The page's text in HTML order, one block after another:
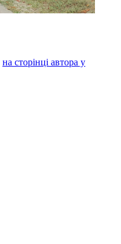
на сторінці автора у